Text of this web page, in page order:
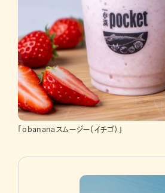
「obananaスムージー（イチゴ）」